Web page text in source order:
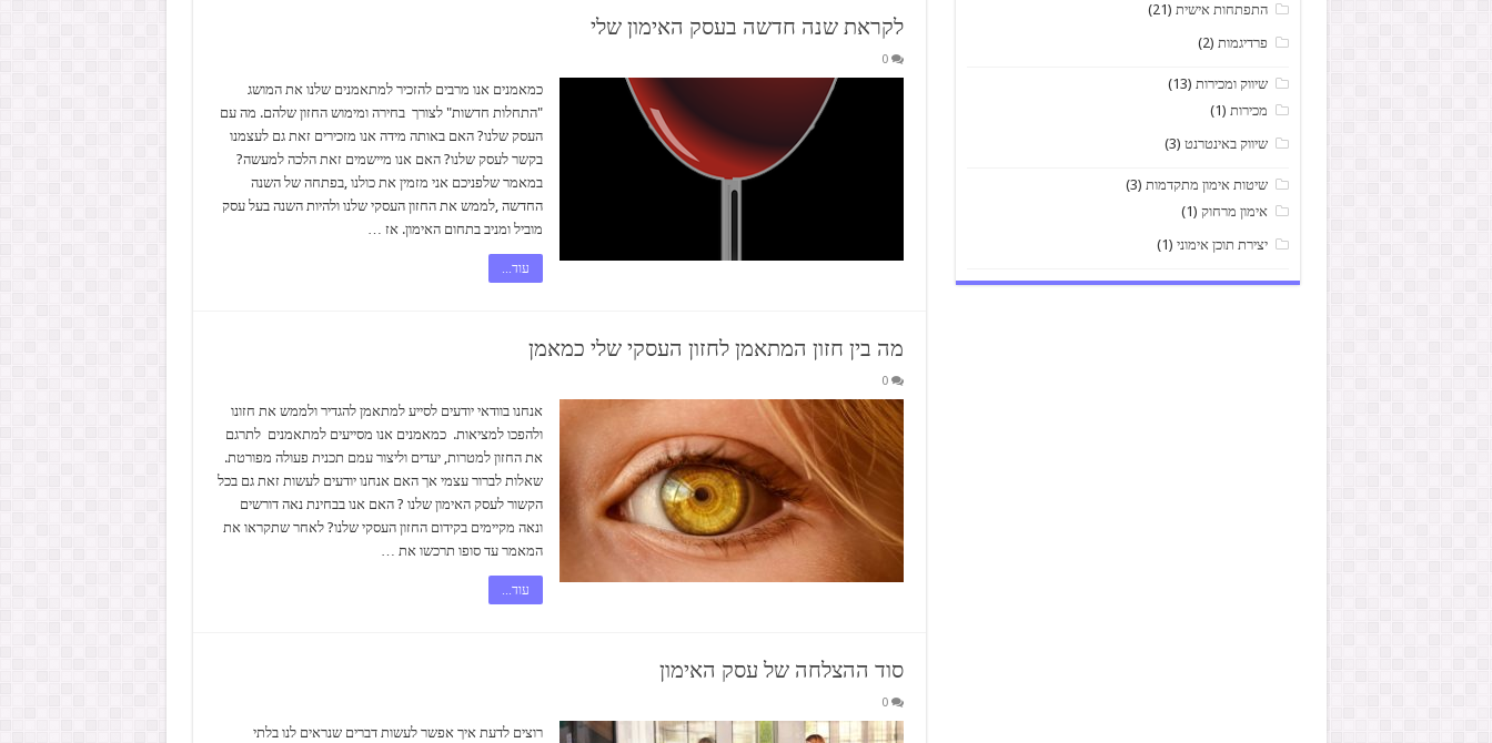
לקראת שנה חדשה בעסק האימון שלי
0
כמאמנים אנו מרבים להזכיר למתאמנים שלנו את המושג
"התחלות חדשות" לצורך בחירה ומימוש החזון שלהם. מה עם
העסק שלנו? האם באותה מידה אנו מזכירים זאת גם לעצמנו
בקשר לעסק שלנו? האם אנו מיישמים זאת הלכה למעשה?
במאמר שלפניכם אני מזמין את כולנו ,בפתחה של השנה
החדשה ,לממש את החזון העסקי שלנו ולהיות השנה בעל עסק
מוביל ומניב בתחום האימון. אז …
עוד...
מה בין חזון המתאמן לחזון העסקי שלי כמאמן
0
אנחנו בוודאי יודעים לסייע למתאמן להגדיר ולממש את חזונו
ולהפכו למציאות. כמאמנים אנו מסייעים למתאמנים לתרגם
את החזון למטרות, יעדים וליצור עמם תכנית פעולה מפורטת.
שאלות לברור עצמי אך האם אנחנו יודעים לעשות זאת גם בכל
הקשור לעסק האימון שלנו ? האם אנו בבחינת נאה דורשים
ונאה מקיימים בקידום החזון העסקי שלנו? לאחר שתקראו את
המאמר עד סופו תרכשו את …
עוד...
סוד ההצלחה של עסק האימון
0
רוצים לדעת איך אפשר לעשות דברים שנראים לנו בלתי
התפתחות אישית (21)
פרדיגמות (2)
שיווק ומכירות (13)
מכירות (1)
שיווק באינטרנט (3)
שיטות אימון מתקדמות (3)
אימון מרחוק (1)
יצירת תוכן אימוני (1)